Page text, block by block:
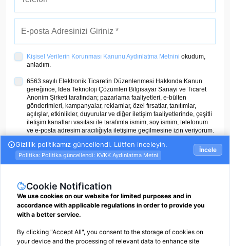
Kişisel Verilerin Korunması Kanunu Aydınlatma Metnini okudum,
anladım.
6563 sayılı Elektronik Ticaretin Düzenlenmesi Hakkında Kanun
gereğince, İdea Teknoloji Çözümleri Bilgisayar Sanayi ve Ticaret
Anonim Şirketi tarafından; pazarlama faaliyetleri, e-bülten
gönderimleri, kampanyalar, reklamlar, özel fırsatlar, tanıtımlar,
açılışlar, etkinlikler, duyurular ve diğer iletişim faaliyetlerinde, çeşitli
iletişim kanalları vasıtası ile tarafımla ismim, soy ismim, telefonum
ve e-posta adresim aracılığıyla iletişime geçilmesine izin veriyorum.
ÜYE OL